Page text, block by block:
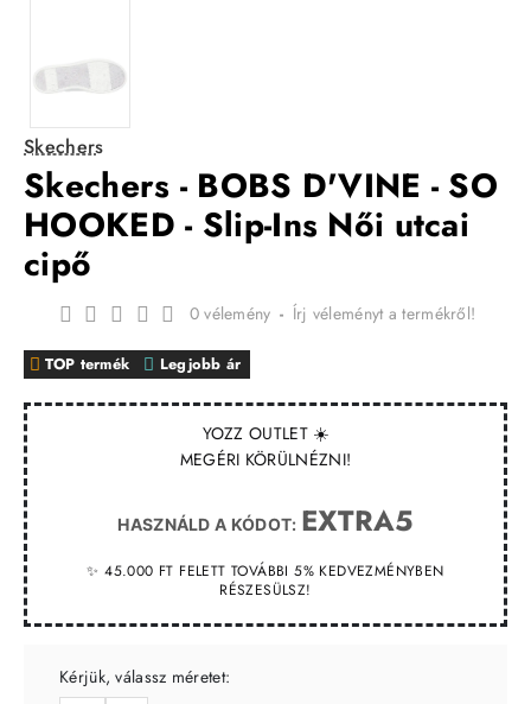
Skechers
Skechers - BOBS D'VINE - SO
HOOKED - Slip-Ins Női utcai
cipő
YOZZ OUTLET ☀️
MEGÉRI KÖRÜLNÉZNI!
HASZNÁLD A KÓDOT: EXTRA5
✨ 45.000 FT FELETT TOVÁBBI 5% KEDVEZMÉNYBEN
RÉSZESÜLSZ!
TOP termék Legjobb ár
0 vélemény - Írj véleményt a termékről!
Kérjük, válassz méretet: